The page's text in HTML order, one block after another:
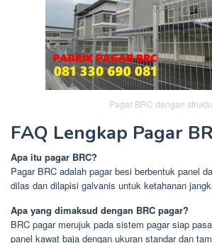
Pagar BRC dengan
FAQ Lengkap Pagar
Apa itu pagar BRC?
Pagar BRC adalah pagar besi berbentuk panel
dilas dan dilapisi galvanis untuk ketahanan
Apa yang dimaksud dengan BRC pagar?
BRC pagar merujuk pada sistem pagar siap
panel kawat baja dengan ukuran standar dan